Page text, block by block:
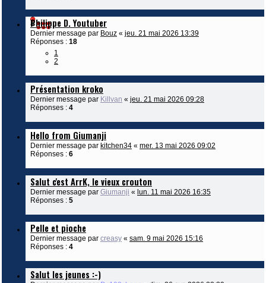
Philippe D. Youtuber
Dernier message par Bouz « jeu. 21 mai 2026 13:39
Réponses : 18
1
2
Présentation kroko
Dernier message par Killvan « jeu. 21 mai 2026 09:28
Réponses : 4
Hello from Giumanji
Dernier message par kitchen34 « mer. 13 mai 2026 09:02
Réponses : 6
Salut c'est ArrK, le vieux crouton
Dernier message par Giumanji « lun. 11 mai 2026 16:35
Réponses : 5
Pelle et pioche
Dernier message par creasy « sam. 9 mai 2026 15:16
Réponses : 4
Salut les jeunes :-)